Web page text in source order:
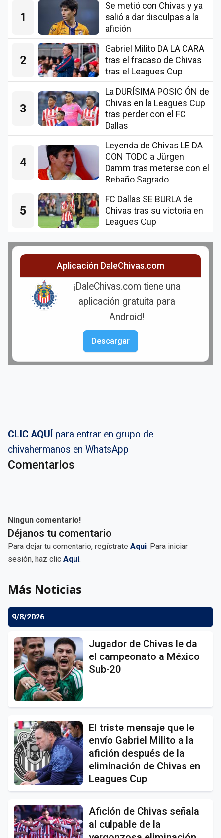
1
Se metió con Chivas y ya
salió a dar disculpas a la
afición
2
Gabriel Milito DA LA CARA
tras el fracaso de Chivas
tras el Leagues Cup
3
La DURÍSIMA POSICIÓN de
Chivas en la Leagues Cup
tras perder con el FC
Dallas
4
Leyenda de Chivas LE DA
CON TODO a Jürgen
Damm tras meterse con el
Rebaño Sagrado
5
FC Dallas SE BURLA de
Chivas tras su victoria en
Leagues Cup
Aplicación DaleChivas.com
¡DaleChivas.com tiene una
aplicación gratuita para
Android!
Descargar
CLIC AQUÍ para entrar en grupo de
chivahermanos en WhatsApp
Comentarios
Ningun comentario!
Déjanos tu comentario
Para dejar tu comentario, regístrate Aqui. Para iniciar
sesión, haz clic Aqui.
Más Noticias
9/8/2026
Jugador de Chivas le da
el campeonato a México
Sub-20
El triste mensaje que le
envío Gabriel Milito a la
afición después de la
eliminación de Chivas en
Leagues Cup
Afición de Chivas señala
al culpable de la